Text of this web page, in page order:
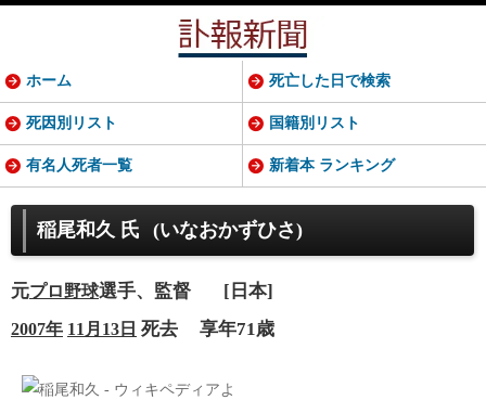
稲尾和久 氏 (いなおかずひさ)
元プロ野球選手、監督 [日本]
2007年 11月13日 死去 享年71歳
ホーム 死亡した日で検索
死因別リスト 国籍別リスト
有名人死者一覧 新着本 ランキング